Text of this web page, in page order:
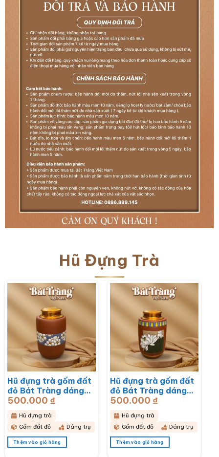
Hũ Đựng Trà
Hũ đựng trà gốm đất
đỏ Bát Tràng dáng
trụ hoạ tiết hoa mai
trắng BT-HĐT13
500.000 ₫
Hũ đựng trà
Gốm đất đỏ
Dáng trụ
Thêm vào giỏ hàng
Hũ đựng trà gốm đất
đỏ Bát Tràng dáng
trụ hoạ tiết hoa sen
BT-HĐT12
500.000 ₫
Hũ đựng trà
Gốm đất đỏ
Dáng trụ
Thêm vào giỏ hàng